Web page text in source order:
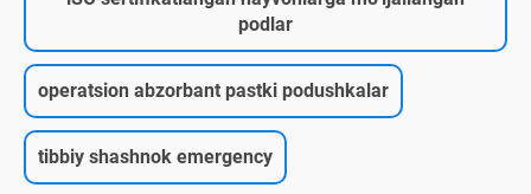
podlar
operatsion abzorbant pastki podushkalar
tibbiy shashnok emergency